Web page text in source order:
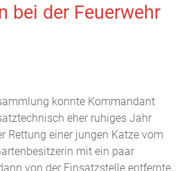
bei der Feuerwehr
konnte Kommandant
eher ruhiges Jahr
Rettung einer jungen Katze vom
mit ein paar
von der Einsatzstelle entfernte,